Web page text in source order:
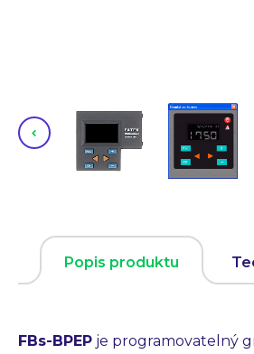
Popis produktu
FBs-BPEP je programovatelný